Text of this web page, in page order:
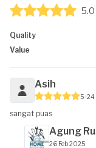
5.0
Quality
Value
Asih
5 24
sangat puas
Agung
26 Feb 2025